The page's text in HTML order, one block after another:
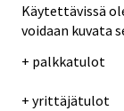
Käytettävissä
voidaan kuvata
+ palkkatulot
+ yrittäjätulot